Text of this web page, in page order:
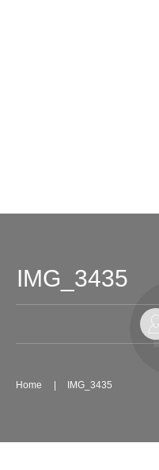
IMG_3435
Home | IMG_3435